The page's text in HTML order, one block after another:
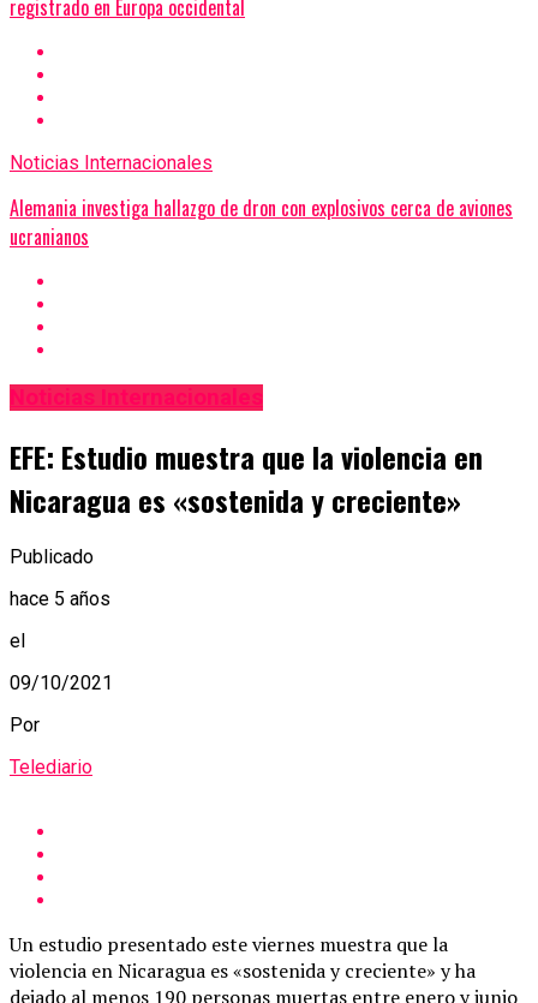
registrado en Europa occidental
Noticias Internacionales
Alemania investiga hallazgo de dron con explosivos cerca de aviones
ucranianos
Noticias Internacionales
EFE: Estudio muestra que la violencia en
Nicaragua es «sostenida y creciente»
Publicado
hace 5 años
el
09/10/2021
Por
Telediario
Un estudio presentado este viernes muestra que la
violencia en Nicaragua es «sostenida y creciente» y ha
dejado al menos 190 personas muertas entre enero y junio